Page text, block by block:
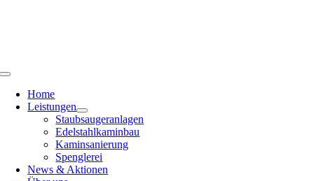
Toggle
NavigationHome
Leistungen
Staubsaugeranlagen
Edelstahlkaminbau
Kaminsanierung
Spenglerei
News & Aktionen